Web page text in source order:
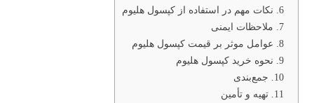
نکات مهم در استفاده از کپسول هلیوم
ملاحظات ایمنی
عوامل موثر بر قیمت کپسول هلیوم
نحوه خرید کپسول هلیوم
جمع‌بندی
تهیه و تأمین